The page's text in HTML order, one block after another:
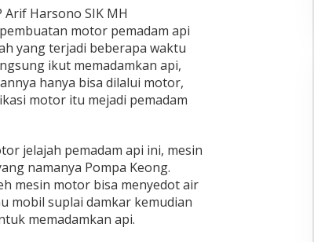
Arif Harsono SIK MH
motor pemadam api
yang terjadi beberapa waktu
ikut memadamkan api,
hanya bisa dilalui motor,
motor itu mejadi pemadam
jelajah pemadam api ini, mesin
namanya Pompa Keong.
mesin motor bisa menyedot air
mobil suplai damkar kemudian
memadamkan api.